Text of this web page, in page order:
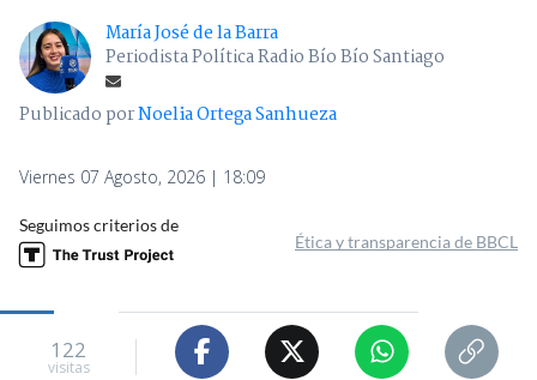
María José de la Barra
Periodista Política Radio Bío Bío Santiago
Publicado porNoelia Ortega Sanhueza
Viernes 07 Agosto, 2026 | 18:09
Seguimos criterios de
Ética y transparencia de BBCL
122
visitas